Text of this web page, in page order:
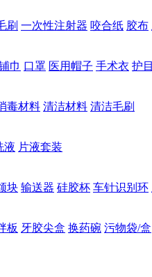
刷 一次性注射器 咬合纸 胶布
巾 口罩 医用帽子 手术衣 护
毒材料 清洁材料 清洁毛刷
液 片液套装
块 输送器 硅胶杯 车针识别环
板 牙胶尖盒 换药碗 污物袋/盒